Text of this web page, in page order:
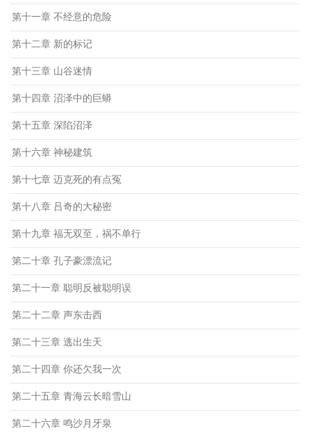
第十一章 不经意的危险
第十二章 新的标记
第十三章 山谷迷情
第十四章 沼泽中的巨蟒
第十五章 深陷沼泽
第十六章 神秘建筑
第十七章 迈克死的有点冤
第十八章 吕奇的大秘密
第十九章 福无双至，祸不单行
第二十章 孔子豪漂流记
第二十一章 聪明反被聪明误
第二十二章 声东击西
第二十三章 逃出生天
第二十四章 你还欠我一次
第二十五章 青海云长暗雪山
第二十六章 鸣沙月牙泉